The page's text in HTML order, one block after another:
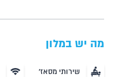
מה יש במלון
שירותי מסאז'